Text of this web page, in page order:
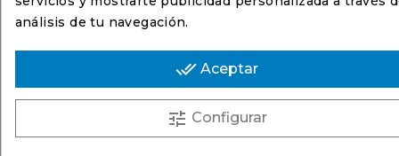
Mostrando 1-16 de 16 artículo(s)
Motosierras
análisis de tu navegación.
done_all Aceptar
tune Configurar